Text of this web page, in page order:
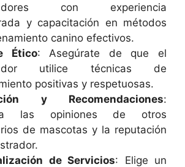
con experiencia
y capacitación en métodos
canino efectivos.
Ético: Asegúrate de que el
utilice técnicas de
positivas y respetuosas.
y Recomendaciones:
las opiniones de otros
de mascotas y la reputación
de Servicios: Elige un